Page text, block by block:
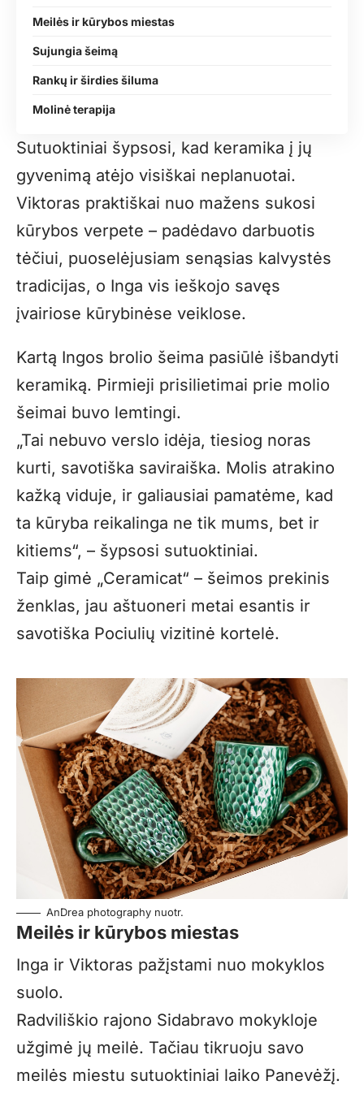
Meilės ir kūrybos miestas
Sujungia šeimą
Rankų ir širdies šiluma
Molinė terapija
Sutuoktiniai šypsosi, kad keramika į jų
gyvenimą atėjo visiškai neplanuotai.
Viktoras praktiškai nuo mažens sukosi
kūrybos verpete – padėdavo darbuotis
tėčiui, puoselėjusiam senąsias kalvystės
tradicijas, o Inga vis ieškojo savęs
įvairiose kūrybinėse veiklose.
Kartą Ingos brolio šeima pasiūlė išbandyti
keramiką. Pirmieji prisilietimai prie molio
šeimai buvo lemtingi.
„Tai nebuvo verslo idėja, tiesiog noras
kurti, savotiška saviraiška. Molis atrakino
kažką viduje, ir galiausiai pamatėme, kad
ta kūryba reikalinga ne tik mums, bet ir
kitiems“, – šypsosi sutuoktiniai.
Taip gimė „Ceramicat“ – šeimos prekinis
ženklas, jau aštuoneri metai esantis ir
savotiška Pociulių vizitinė kortelė.
AnDrea photography nuotr.
Meilės ir kūrybos miestas
Inga ir Viktoras pažįstami nuo mokyklos
suolo.
Radviliškio rajono Sidabravo mokykloje
užgimė jų meilė. Tačiau tikruoju savo
meilės miestu sutuoktiniai laiko Panevėžį.